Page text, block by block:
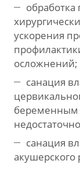
ускорения
осложнений;
санация
беременным
санация
акушерского